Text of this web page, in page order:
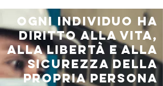
Ogni individuo ha
diritto alla vita,
alla libertà e alla
sicurezza della
propria persona